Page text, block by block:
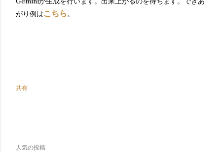
がり例はこちら。
共有
人気の投稿